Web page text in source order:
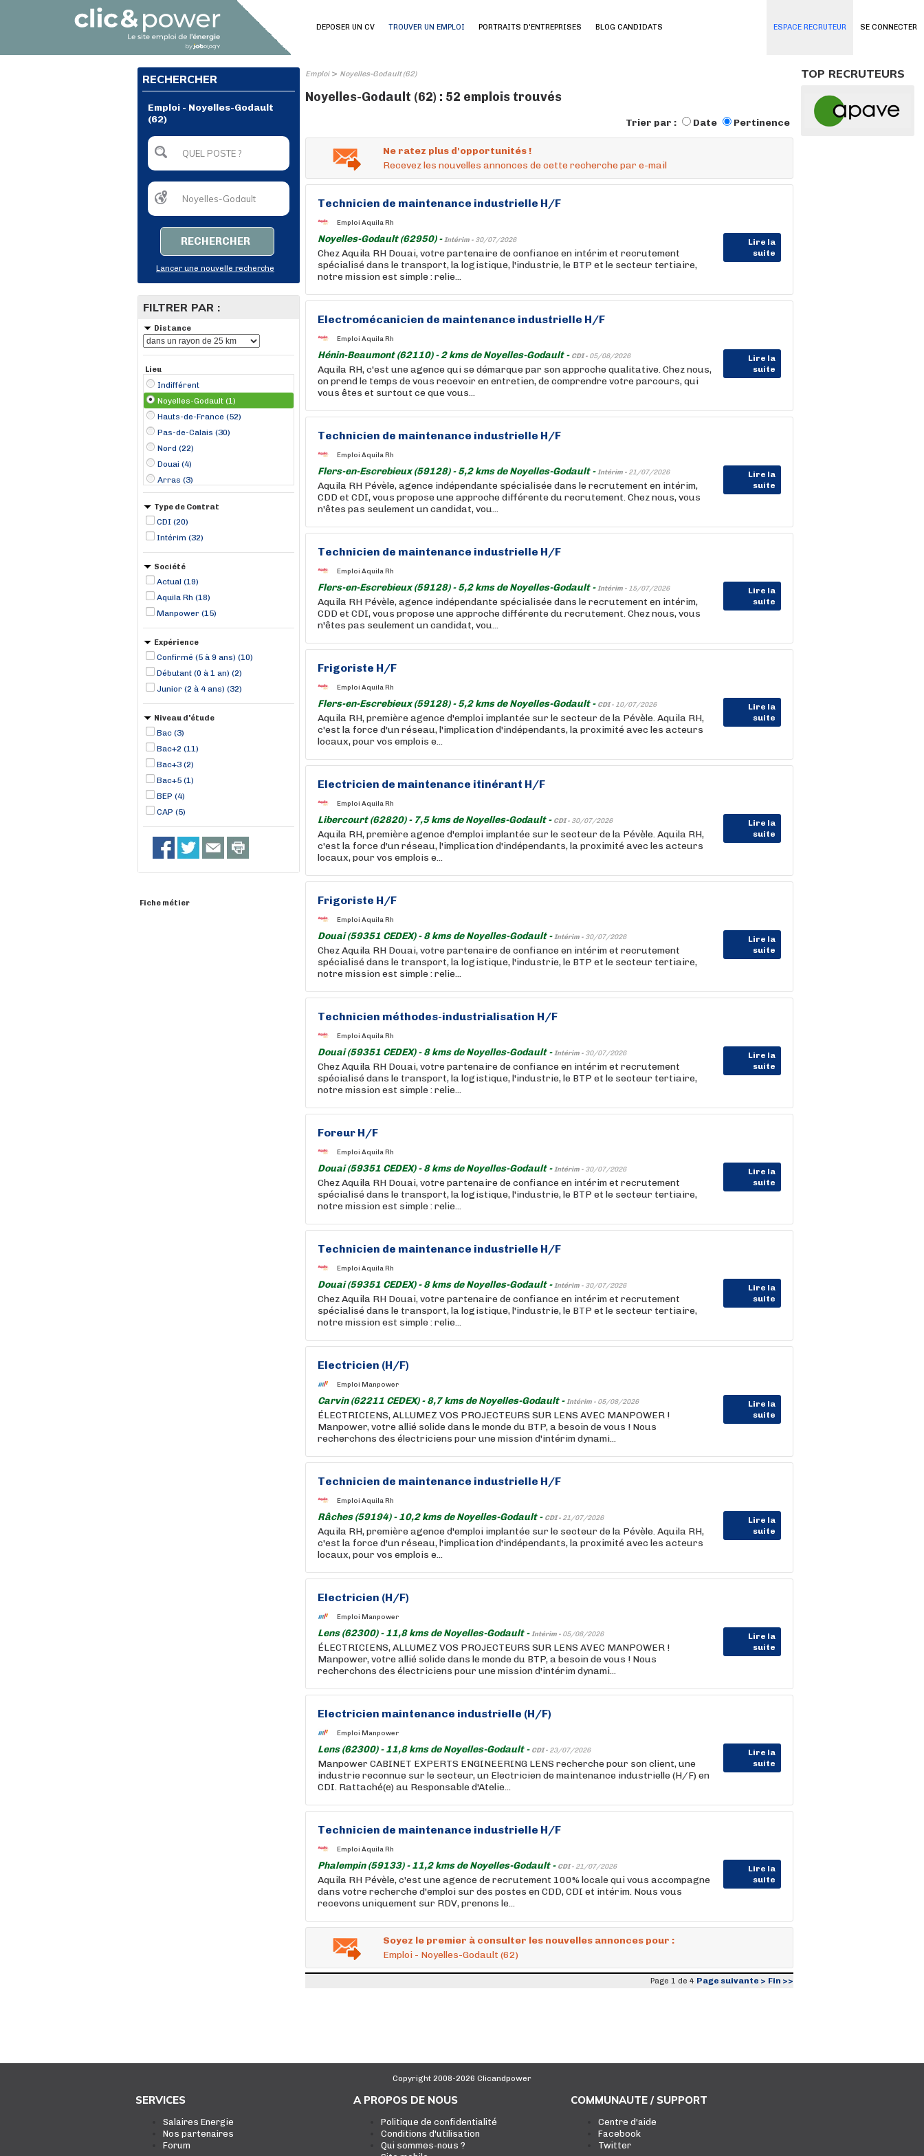
SE CONNECTER
DEPOSER UN CV TROUVER UN EMPLOI PORTRAITS D'ENTREPRISES BLOG CANDIDATS ESPACE RECRUTEUR
RECHERCHER
Emploi - Noyelles-Godault
(62)
RECHERCHER
Lancer une nouvelle recherche
FILTRER PAR :
Distance
Lieu
Indifférent
Noyelles-Godault (1)
Hauts-de-France (52)
Pas-de-Calais (30)
Nord (22)
Douai (4)
Arras (3)
Flers-en-Escrebieux (3)
Lille (3)
Lens (2)
Phalempin (2)
Type de Contrat
CDI (20)
Intérim (32)
Société
Actual (19)
Aquila Rh (18)
Manpower (15)
Expérience
Confirmé (5 à 9 ans) (10)
Débutant (0 à 1 an) (2)
Junior (2 à 4 ans) (32)
Niveau d'étude
Bac (3)
Bac+2 (11)
Bac+3 (2)
Bac+5 (1)
BEP (4)
CAP (5)
Fiche métier
Emploi> Noyelles-Godault (62)
Noyelles-Godault (62) : 52 emplois trouvés
Trier par : Date Pertinence
Ne ratez plus d'opportunités !
Recevez les nouvelles annonces de cette recherche par e-mail
Technicien de maintenance industrielle H/F
Emploi Aquila Rh
Noyelles-Godault (62950) -Intérim - 30/07/2026
Lire la
suite
Chez Aquila RH Douai, votre partenaire de confiance en intérim et recrutement
spécialisé dans le transport, la logistique, l'industrie, le BTP et le secteur tertiaire,
notre mission est simple : relie...
Electromécanicien de maintenance industrielle H/F
Emploi Aquila Rh
Hénin-Beaumont (62110) - 2 kms de Noyelles-Godault - CDI - 05/08/2026
Lire la
suite
Aquila RH, c'est une agence qui se démarque par son approche qualitative. Chez nous,
on prend le temps de vous recevoir en entretien, de comprendre votre parcours, qui
vous êtes et surtout ce que vous...
Technicien de maintenance industrielle H/F
Emploi Aquila Rh
Flers-en-Escrebieux (59128) - 5,2 kms de Noyelles-Godault -Intérim - 21/07/2026
Lire la
suite
Aquila RH Pévèle, agence indépendante spécialisée dans le recrutement en intérim,
CDD et CDI, vous propose une approche différente du recrutement. Chez nous, vous
n'êtes pas seulement un candidat, vou...
Technicien de maintenance industrielle H/F
Emploi Aquila Rh
Flers-en-Escrebieux (59128) - 5,2 kms de Noyelles-Godault -Intérim - 15/07/2026
Lire la
suite
Aquila RH Pévèle, agence indépendante spécialisée dans le recrutement en intérim,
CDD et CDI, vous propose une approche différente du recrutement. Chez nous, vous
n'êtes pas seulement un candidat, vou...
Frigoriste H/F
Emploi Aquila Rh
Flers-en-Escrebieux (59128) - 5,2 kms de Noyelles-Godault - CDI - 10/07/2026
Lire la
suite
Aquila RH, première agence d'emploi implantée sur le secteur de la Pévèle. Aquila RH,
c'est la force d'un réseau, l'implication d'indépendants, la proximité avec les acteurs
locaux, pour vos emplois e...
Electricien de maintenance itinérant H/F
Emploi Aquila Rh
Libercourt (62820) - 7,5 kms de Noyelles-Godault - CDI - 30/07/2026
Lire la
suite
Aquila RH, première agence d'emploi implantée sur le secteur de la Pévèle. Aquila RH,
c'est la force d'un réseau, l'implication d'indépendants, la proximité avec les acteurs
locaux, pour vos emplois e...
Frigoriste H/F
Emploi Aquila Rh
Douai (59351 CEDEX) - 8 kms de Noyelles-Godault -Intérim - 30/07/2026
Lire la
suite
Chez Aquila RH Douai, votre partenaire de confiance en intérim et recrutement
spécialisé dans le transport, la logistique, l'industrie, le BTP et le secteur tertiaire,
notre mission est simple : relie...
Technicien méthodes-industrialisation H/F
Emploi Aquila Rh
Douai (59351 CEDEX) - 8 kms de Noyelles-Godault -Intérim - 30/07/2026
Lire la
suite
Chez Aquila RH Douai, votre partenaire de confiance en intérim et recrutement
spécialisé dans le transport, la logistique, l'industrie, le BTP et le secteur tertiaire,
notre mission est simple : relie...
Foreur H/F
Emploi Aquila Rh
Douai (59351 CEDEX) - 8 kms de Noyelles-Godault -Intérim - 30/07/2026
Lire la
suite
Chez Aquila RH Douai, votre partenaire de confiance en intérim et recrutement
spécialisé dans le transport, la logistique, l'industrie, le BTP et le secteur tertiaire,
notre mission est simple : relie...
Technicien de maintenance industrielle H/F
Emploi Aquila Rh
Douai (59351 CEDEX) - 8 kms de Noyelles-Godault -Intérim - 30/07/2026
Lire la
suite
Chez Aquila RH Douai, votre partenaire de confiance en intérim et recrutement
spécialisé dans le transport, la logistique, l'industrie, le BTP et le secteur tertiaire,
notre mission est simple : relie...
Electricien (H/F)
Emploi Manpower
Carvin (62211 CEDEX) - 8,7 kms de Noyelles-Godault -Intérim - 05/08/2026
Lire la
suite
ÉLECTRICIENS, ALLUMEZ VOS PROJECTEURS SUR LENS AVEC MANPOWER !
Manpower, votre allié solide dans le monde du BTP, a besoin de vous ! Nous
recherchons des électriciens pour une mission d'intérim dynami...
Technicien de maintenance industrielle H/F
Emploi Aquila Rh
Râches (59194) - 10,2 kms de Noyelles-Godault - CDI - 21/07/2026
Lire la
suite
Aquila RH, première agence d'emploi implantée sur le secteur de la Pévèle. Aquila RH,
c'est la force d'un réseau, l'implication d'indépendants, la proximité avec les acteurs
locaux, pour vos emplois e...
Electricien (H/F)
Emploi Manpower
Lens (62300) - 11,8 kms de Noyelles-Godault -Intérim - 05/08/2026
Lire la
suite
ÉLECTRICIENS, ALLUMEZ VOS PROJECTEURS SUR LENS AVEC MANPOWER !
Manpower, votre allié solide dans le monde du BTP, a besoin de vous ! Nous
recherchons des électriciens pour une mission d'intérim dynami...
Electricien maintenance industrielle (H/F)
Emploi Manpower
Lens (62300) - 11,8 kms de Noyelles-Godault - CDI - 23/07/2026
Lire la
suite
Manpower CABINET EXPERTS ENGINEERING LENS recherche pour son client, une
industrie reconnue sur le secteur, un Electricien de maintenance industrielle (H/F) en
CDI. Rattaché(e) au Responsable d'Atelie...
Technicien de maintenance industrielle H/F
Emploi Aquila Rh
Phalempin (59133) - 11,2 kms de Noyelles-Godault - CDI - 21/07/2026
Lire la
suite
Aquila RH Pévèle, c'est une agence de recrutement 100% locale qui vous accompagne
dans votre recherche d'emploi sur des postes en CDD, CDI et intérim. Nous vous
recevons uniquement sur RDV, prenons le...
Soyez le premier à consulter les nouvelles annonces pour :
Emploi - Noyelles-Godault (62)
Page 1 de 4 Page suivante > Fin >>
TOP RECRUTEURS
Copyright 2008-2026 Clicandpower
SERVICES
Salaires Energie
Nos partenaires
Forum
A PROPOS DE NOUS
Politique de confidentialité
Conditions d'utilisation
Qui sommes-nous ?
COMMUNAUTE / SUPPORT
Centre d'aide
Facebook
Twitter